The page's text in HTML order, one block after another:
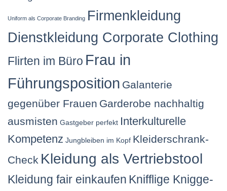
Uniform als Corporate Branding Firmenkleidung
Dienstkleidung Corporate Clothing
Flirten im Büro Frau in
Führungsposition Galanterie
gegenüber Frauen Garderobe nachhaltig
ausmisten Gastgeber perfekt Interkulturelle
Kompetenz Jungbleiben im Kopf Kleiderschrank-
Check Kleidung als Vertriebstool
Kleidung fair einkaufen Knifflige Knigge-